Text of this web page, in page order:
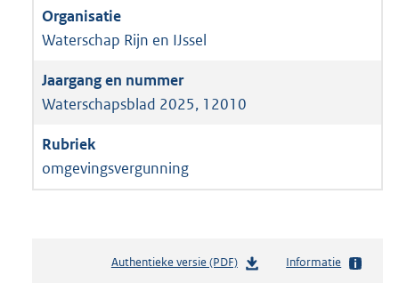
Waterschap Rijn en IJssel
Waterschapsblad 2025, 12010
omgevingsvergunning
Authentieke versie (PDF)b
Informatie